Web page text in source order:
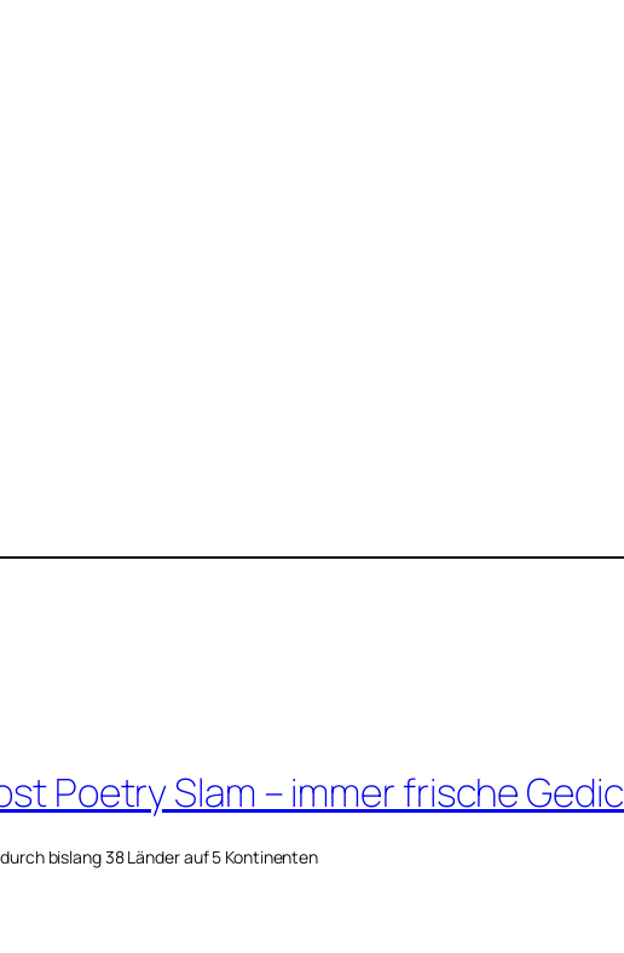
Poetry Slam – immer frische
bislang 38 Länder auf 5 Kontinenten